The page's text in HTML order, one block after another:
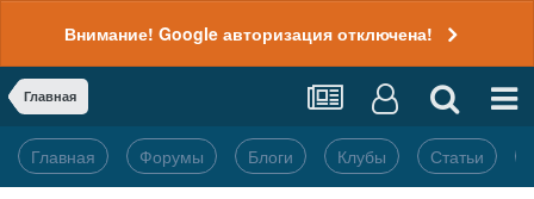
Внимание! Google авторизация отключена!
Главная
Главная Форумы Блоги Клубы Статьи